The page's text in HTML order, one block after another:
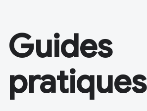
Guides
pratiques